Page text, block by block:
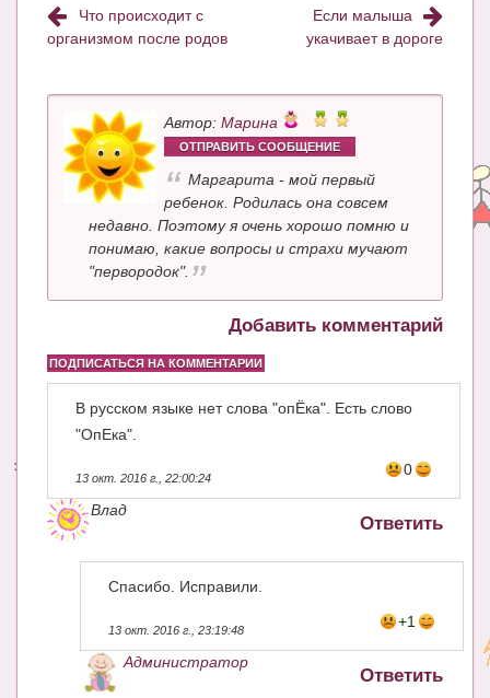
Что происходит с
организмом после родов
Если малыша
укачивает в дороге
Автор: Марина
ОТПРАВИТЬ СООБЩЕНИЕ
Маргарита - мой первый
ребенок. Родилась она совсем
недавно. Поэтому я очень хорошо помню и
понимаю, какие вопросы и страхи мучают
"первородок".
Добавить комментарий
ПОДПИСАТЬСЯ НА КОММЕНТАРИИ
В русском языке нет слова "опЁка". Есть слово
"ОпЕка".
0
13 окт. 2016 г., 22:00:24
Ответить
Влад
Спасибо. Исправили.
+1
13 окт. 2016 г., 23:19:48
Ответить
Администратор